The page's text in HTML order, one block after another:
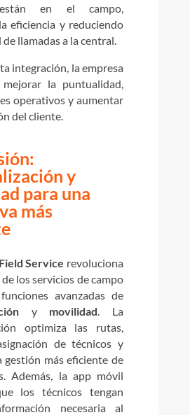
en el campo,
eficiencia y reduciendo
de llamadas a la central.
integración, la empresa
la puntualidad,
operativos y aumentar
del cliente.
y
para una
más
Service revoluciona
los servicios de campo
avanzadas de
y movilidad. La
optimiza las rutas,
de técnicos y
gestión más eficiente de
Además, la app móvil
los técnicos tengan
necesaria al